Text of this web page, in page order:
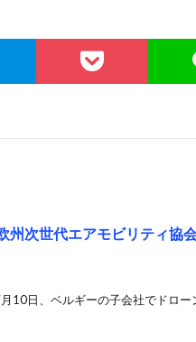
次世代エアモビリティ協
10日、ベルギーの子会社でドロー